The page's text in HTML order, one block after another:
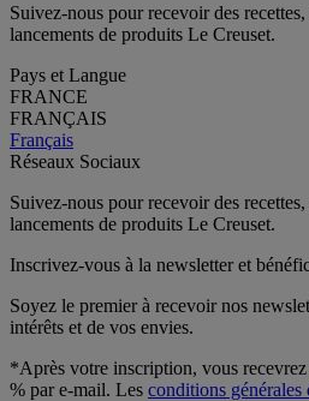
Suivez-nous pour recevoir des
lancements de produits Le Creuset.
Pays et Langue
FRANCE
FRANÇAIS
Français
Réseaux Sociaux
Suivez-nous pour recevoir des
lancements de produits Le Creuset.
Inscrivez-vous à la newsletter et
Soyez le premier à recevoir nos
intérêts et de vos envies.
*Après votre inscription, vous
% par e-mail. Les conditions générales